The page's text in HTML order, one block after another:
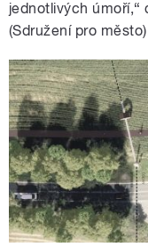
jednotlivých úmoří,“
(Sdružení pro